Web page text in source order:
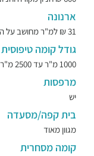
ארנונה
31 ₪ למ"ר מחושב על השטח נטו!
גודל קומה טיפוסית
1000 מ"ר עד 2500 מ"ר
מרפסות
יש
בית קפה/מסעדה
מגוון מאוד
קומה מסחרית